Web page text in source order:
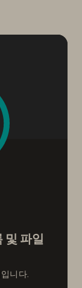
및 파일
니다.